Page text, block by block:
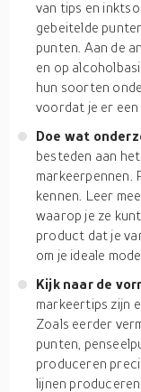
van tips en
gebeitelde
punten. Aan de
en op
hun soorten
voordat je er een
Doe wat
besteden aan
kennen. Leer
waarop je ze
product dat je
om je ideale
Kijk naar de
markeertips zijn
Zoals eerder
punten,
produceren
lijnen